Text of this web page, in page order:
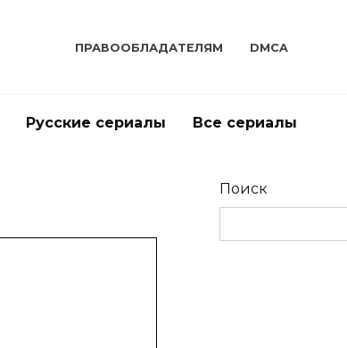
ПРАВООБЛАДАТЕЛЯМ DMCA
Русские сериалы Все сериалы
Поиск